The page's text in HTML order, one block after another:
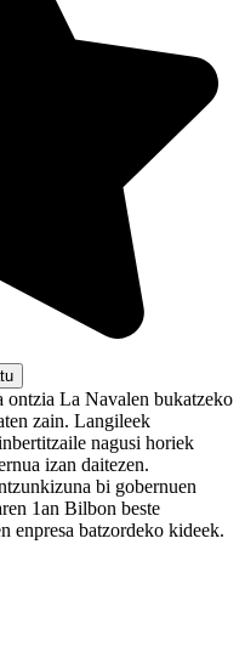
ontzia La Navalen bukatzeko
zain. Langileek
nagusi horiek
izan daitezen.
bi gobernuen
1an Bilbon beste
enpresa batzordeko kideek.